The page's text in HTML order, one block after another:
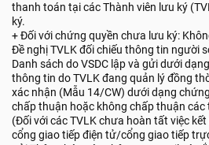
thanh toán tại các Thành viên lưu ký
ký.
+ Đối với chứng quyền chưa lưu ký:
Đề nghị TVLK đối chiếu thông tin người
Danh sách do VSDC lập và gửi dưới
thông tin do TVLK đang quản lý đồng
xác nhận (Mẫu 14/CW) dưới dạng
chấp thuận hoặc không chấp thuận
(Đối với các TVLK chưa hoàn tất việc
cổng giao tiếp điện tử/cổng giao tiếp